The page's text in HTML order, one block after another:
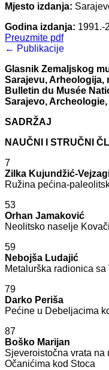
Mjesto izdanja:
Godina izdanja: 1991.-
Preuzmite pdf
← Publikacije
Glasnik Zemaljskog
Sarajevu, Arheologija,
Bulletin du Musée
Sarajevo,
SADRŽAJ
NAUČNI I STRUČNI
7
Zilka Kujundžić-
Ružina pećina-
53
Orhan Jamaković
Neolitsko naselje
59
Nebojša Ludajić
Metalurška radionica
79
Darko Periša
Pećine u Debeljacima
87
Boško Marijan
Sjeveroistočna vrata na
Očanićima kod Stoca